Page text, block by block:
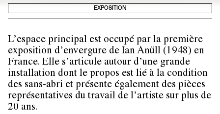
EXPOSITION
L’espace principal est occupé par la première
exposition d’envergure de Ian Anüll (1948) en
France. Elle s’articule autour d’une grande
installation dont le propos est lié à la condition
des sans-abri et présente également des pièces
représentatives du travail de l’artiste sur plus de
20 ans.